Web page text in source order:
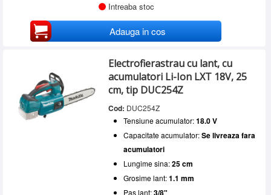
Intreaba stoc
Adauga in cos
Electrofierastrau cu lant, cu
acumulatori Li-Ion LXT 18V, 25
cm, tip DUC254Z
Cod: DUC254Z
Tensiune acumulator:18.0 V
Capacitate acumulator:Se livreaza fara
acumulatori
Lungime sina:25 cm
Grosime lant:1.1 mm
Pas lant: